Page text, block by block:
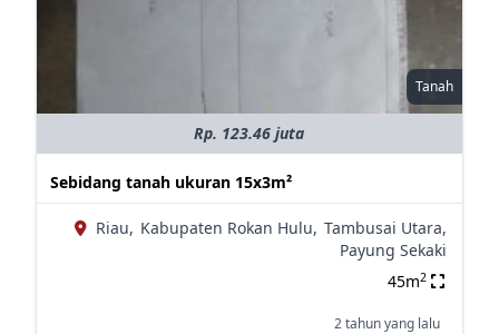
Tanah
Rp. 123.46 juta
Sebidang tanah ukuran 15x3m²
Riau, Kabupaten Rokan Hulu, Tambusai Utara,
Payung Sekaki
45m2
2 tahun yang lalu